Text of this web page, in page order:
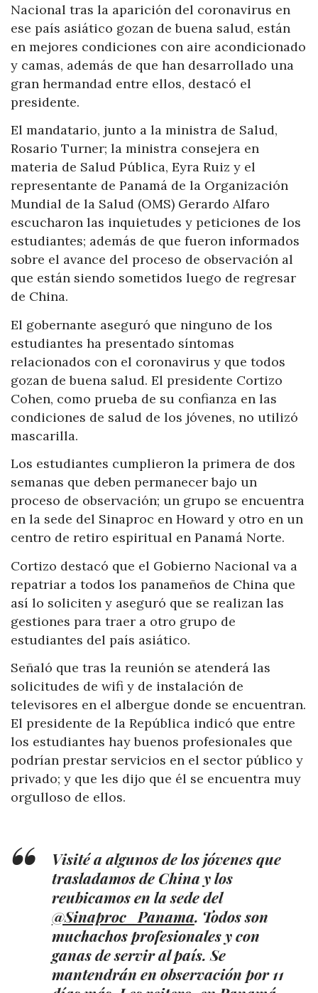
Nacional tras la aparición del coronavirus en
ese país asiático gozan de buena salud, están
en mejores condiciones con aire acondicionado
y camas, además de que han desarrollado una
gran hermandad entre ellos, destacó el
presidente.
El mandatario, junto a la ministra de Salud,
Rosario Turner; la ministra consejera en
materia de Salud Pública, Eyra Ruiz y el
representante de Panamá de la Organización
Mundial de la Salud (OMS) Gerardo Alfaro
escucharon las inquietudes y peticiones de los
estudiantes; además de que fueron informados
sobre el avance del proceso de observación al
que están siendo sometidos luego de regresar
de China.
El gobernante aseguró que ninguno de los
estudiantes ha presentado síntomas
relacionados con el coronavirus y que todos
gozan de buena salud. El presidente Cortizo
Cohen, como prueba de su confianza en las
condiciones de salud de los jóvenes, no utilizó
mascarilla.
Los estudiantes cumplieron la primera de dos
semanas que deben permanecer bajo un
proceso de observación; un grupo se encuentra
en la sede del Sinaproc en Howard y otro en un
centro de retiro espiritual en Panamá Norte.
Cortizo destacó que el Gobierno Nacional va a
repatriar a todos los panameños de China que
así lo soliciten y aseguró que se realizan las
gestiones para traer a otro grupo de
estudiantes del país asiático.
Señaló que tras la reunión se atenderá las
solicitudes de wifi y de instalación de
televisores en el albergue donde se encuentran.
El presidente de la República indicó que entre
los estudiantes hay buenos profesionales que
podrían prestar servicios en el sector público y
privado; y que les dijo que él se encuentra muy
orgulloso de ellos.
Visité a algunos de los jóvenes que
trasladamos de China y los
reubicamos en la sede del
@Sinaproc_Panama. Todos son
muchachos profesionales y con
ganas de servir al país. Se
mantendrán en observación por 11